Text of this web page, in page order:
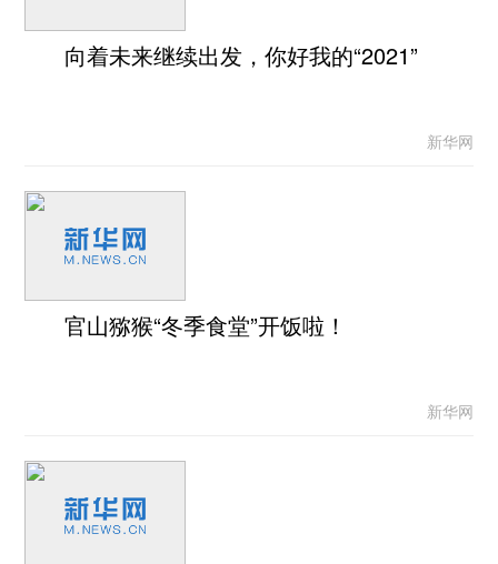
向着未来继续出发，你好我的“2021”
新华网
官山猕猴“冬季食堂”开饭啦！
新华网